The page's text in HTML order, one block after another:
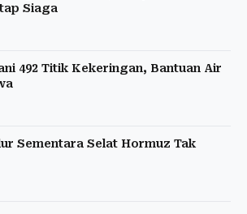
Siaga
492 Titik Kekeringan, Bantuan Air
Sementara Selat Hormuz Tak